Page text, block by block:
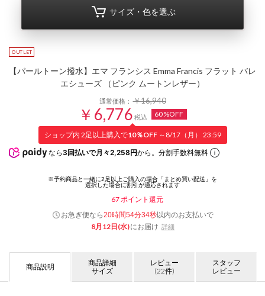
サイズ・色を選ぶ
【パールトーン撥水】エマ フランシス Emma Francis フラット バレ
エシューズ （ピンク ムートンレザー）
通常価格：￥16,940
￥6,776 税込 60%OFF
ショップ内 2足以上購入で10％OFF～8/17（月） 23:59
なら 3回払いで月々2,258円から。分割手数料無料
67ポイント還元
お急ぎ便なら20時間54分33秒以内のお支払いで
8月12日(水)にお届け 詳細
商品説明
商品詳細
サイズ
レビュー
(22件)
スタッフ
レビュー